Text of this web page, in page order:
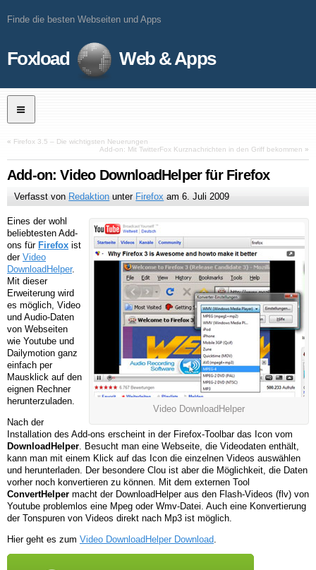
Finde die besten Webseiten und Apps
Foxload Web & Apps
« Firefox 3.5 – Die wichtigsten Neuerungen
Add-on: Mit TwitterFox Kurznachrichten in den Griff bekommen »
Add-on: Video DownloadHelper für Firefox
Verfasst von Redaktion unter Firefox am6. Juli 2009
Video DownloadHelper
Eines der wohl
beliebtesten Add-
ons für Firefox ist
der Video
DownloadHelper.
Mit dieser
Erweiterung wird
es möglich, Video
und Audio-Daten
von Webseiten
wie Youtube und
Dailymotion ganz
einfach per
Mausklick auf den
eignen Rechner
herunterzuladen.
Nach der
Installation des Add-ons erscheint in der Firefox-Toolbar das Icon vom
DownloadHelper . Besucht man eine Webseite, die Videodaten enthält,
kann man mit einem Klick auf das Icon die einzelnen Videos auswählen
und herunterladen. Der besondere Clou ist aber die Möglichkeit, die Daten
vorher noch konvertieren zu können. Mit dem externen Tool
ConvertHelper macht der DownloadHelper aus den Flash-Videos (flv) von
Youtube problemlos eine Mpeg oder Wmv-Datei. Auch eine Konvertierung
der Tonspuren von Videos direkt nach Mp3 ist möglich.
Hier geht es zum Video DownloadHelper Download